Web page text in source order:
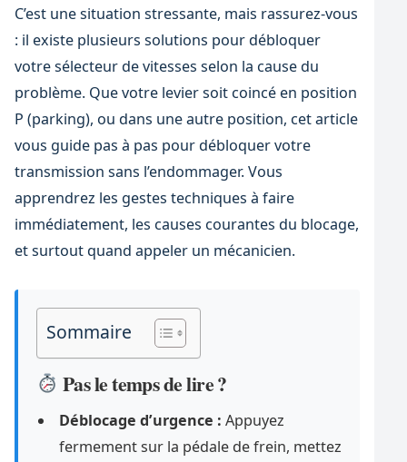
C’est une situation stressante, mais rassurez-vous
: il existe plusieurs solutions pour débloquer
votre sélecteur de vitesses selon la cause du
problème. Que votre levier soit coincé en position
P (parking), ou dans une autre position, cet article
vous guide pas à pas pour débloquer votre
transmission sans l’endommager. Vous
apprendrez les gestes techniques à faire
immédiatement, les causes courantes du blocage,
et surtout quand appeler un mécanicien.
Sommaire
Pas le temps de lire ?
Déblocage d’urgence : Appuyez
fermement sur la pédale de frein, mettez